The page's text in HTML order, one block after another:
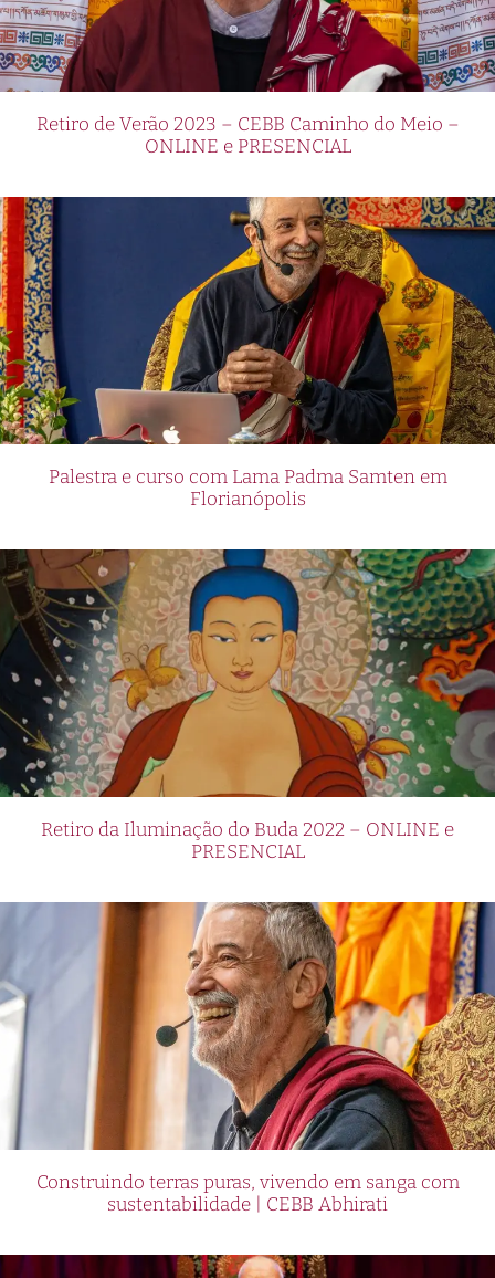
Retiro de Verão 2023 – CEBB Caminho do Meio –
ONLINE e PRESENCIAL
Palestra e curso com Lama Padma Samten em
Florianópolis
Retiro da Iluminação do Buda 2022 – ONLINE e
PRESENCIAL
Construindo terras puras, vivendo em sanga com
sustentabilidade | CEBB Abhirati